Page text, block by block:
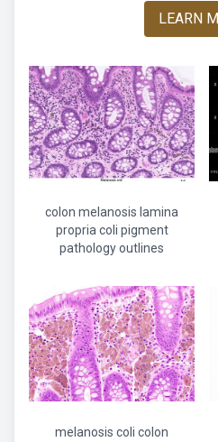
LEARN
colon melanosis lamina
propria coli pigment
pathology outlines
melanosis coli colon